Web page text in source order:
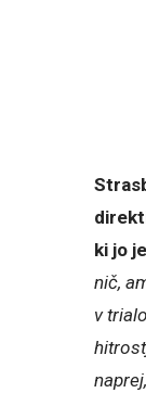
ki jo
nič,
v